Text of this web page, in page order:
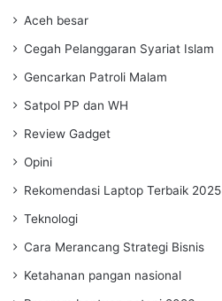
Aceh besar
Cegah Pelanggaran Syariat Islam
Gencarkan Patroli Malam
Satpol PP dan WH
Review Gadget
Opini
Rekomendasi Laptop Terbaik 2025
Teknologi
Cara Merancang Strategi Bisnis
Ketahanan pangan nasional